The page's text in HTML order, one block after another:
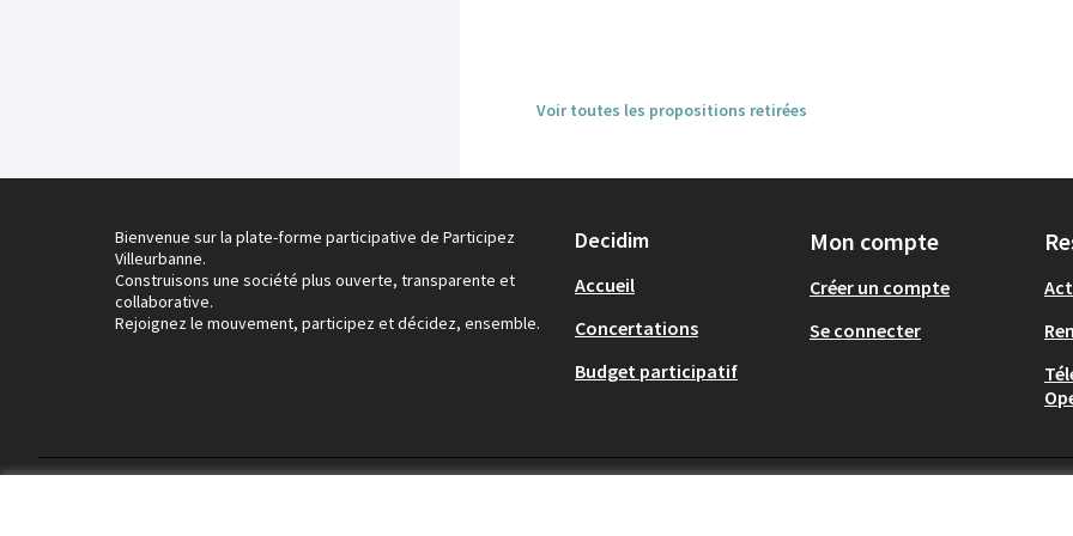
Voir toutes les propositions retirées
Bienvenue sur la plate-forme participative de Participez
Villeurbanne.
Construisons une société plus ouverte, transparente et
collaborative.
Rejoignez le mouvement, participez et décidez, ensemble.
Decidim
Accueil
Concertations
Budget participatif
Mon compte
Créer un compte
Se connecter